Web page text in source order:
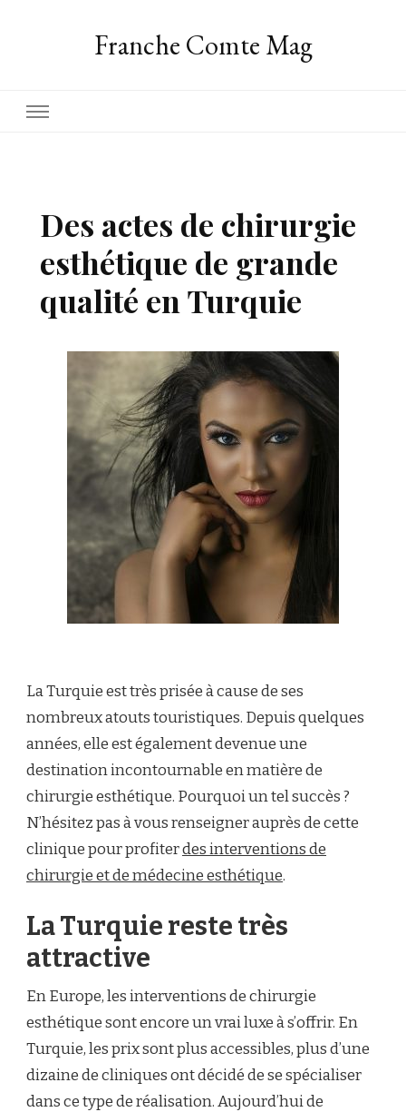
Franche Comte Mag
Des actes de chirurgie
esthétique de grande
qualité en Turquie
La Turquie est très prisée à cause de ses
nombreux atouts touristiques. Depuis quelques
années, elle est également devenue une
destination incontournable en matière de
chirurgie esthétique. Pourquoi un tel succès ?
N’hésitez pas à vous renseigner auprès de cette
clinique pour profiterdes interventions de
chirurgie et de médecine esthétique.
La Turquie reste très
attractive
En Europe, les interventions de chirurgie
esthétique sont encore un vrai luxe à s’offrir. En
Turquie, les prix sont plus accessibles, plus d’une
dizaine de cliniques ont décidé de se spécialiser
dans ce type de réalisation. Aujourd’hui de